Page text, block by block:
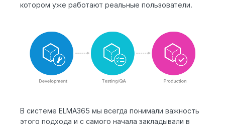
котором уже работают реальные пользователи.
В системе ELMA365 мы всегда понимали важность
этого подхода и с самого начала закладывали в